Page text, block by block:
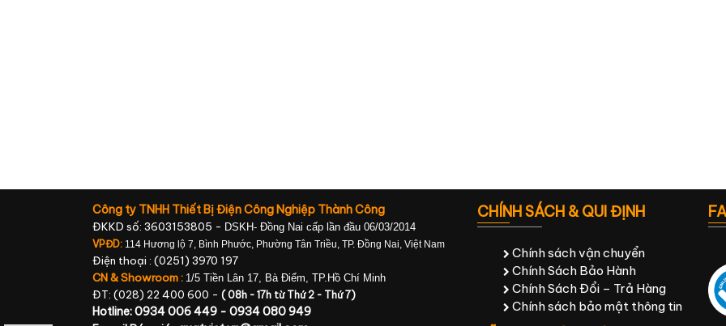
Công ty TNHH Thiết Bị Điện Công Nghiệp Thành Công
ĐKKD số: 3603153805 - DSKH- Đồng Nai cấp lần đầu 06/03/2014
VPĐD: 114 Hương lộ 7, Bình Phước, Phường Tân Triều, TP. Đồng Nai, Việt Nam
Điện thoại : (0251) 3970 197
CN & Showroom : 1/5 Tiền Lân 17, Bà Điểm, TP.Hồ Chí Minh
ĐT: (028) 22 400 600 - ( 08h - 17h từ Thứ 2 - Thứ 7)
Hotline: 0934 006 449 - 0934 080 949
CHÍNH SÁCH & QUI ĐỊNH
Chính sách vận chuyển
Chính Sách Bảo Hành
Chính Sách Đổi – Trả Hàng
Chính sách bảo mật thông tin